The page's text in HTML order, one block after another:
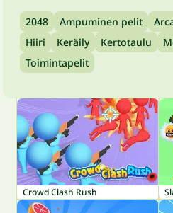
2048 Ampuminen pelit
Hiiri
Keräily Kertotaulu
Toimintapelit
Crowd Clash Rush